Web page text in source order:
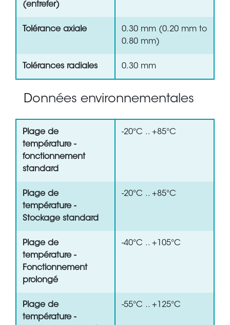
(entrefer)
Tolérance axiale
0.30 mm (0.20 mm to
0.80 mm)
Tolérances radiales 0.30 mm
Données environnementales
Plage de
température -
fonctionnement
standard
-20°C .. +85°C
Plage de
température -
Stockage standard
-20°C .. +85°C
Plage de
température -
Fonctionnement
prolongé
-40°C .. +105°C
Plage de
température -
-55°C .. +125°C